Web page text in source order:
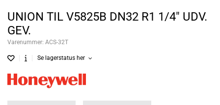
UNION TIL V5825B DN32 R1 1/4" UDV.
GEV.
Varenummer: ACS-32T
Se lagerstatus her